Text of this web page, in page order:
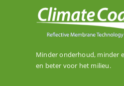
Minder onderhoud, minder
en beter voor het milieu.